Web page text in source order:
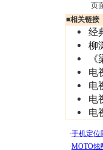
页
■相关链接
经
柳
电
电
电
电